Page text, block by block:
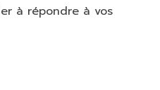
à répondre à vos